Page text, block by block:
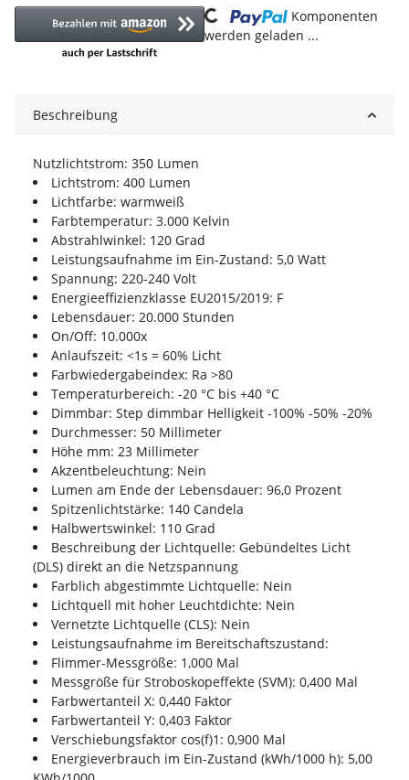
Loading...
Komponenten
werden geladen ...
Beschreibung
Nutzlichtstrom: 350 Lumen
Lichtstrom: 400 Lumen
Lichtfarbe: warmweiß
Farbtemperatur: 3.000 Kelvin
Abstrahlwinkel: 120 Grad
Leistungsaufnahme im Ein-Zustand: 5,0 Watt
Spannung: 220-240 Volt
Energieeffizienzklasse EU2015/2019: F
Lebensdauer: 20.000 Stunden
On/Off: 10.000x
Anlaufszeit: <1s = 60% Licht
Farbwiedergabeindex: Ra >80
Temperaturbereich: -20 °C bis +40 °C
Dimmbar: Step dimmbar Helligkeit -100% -50% -20%
Durchmesser: 50 Millimeter
Höhe mm: 23 Millimeter
Akzentbeleuchtung: Nein
Lumen am Ende der Lebensdauer: 96,0 Prozent
Spitzenlichtstärke: 140 Candela
Halbwertswinkel: 110 Grad
Beschreibung der Lichtquelle: Gebündeltes Licht
(DLS) direkt an die Netzspannung
Farblich abgestimmte Lichtquelle: Nein
Lichtquell mit hoher Leuchtdichte: Nein
Vernetzte Lichtquelle (CLS): Nein
Leistungsaufnahme im Bereitschaftszustand:
Flimmer-Messgröße: 1,000 Mal
Messgröße für Stroboskopeffekte (SVM): 0,400 Mal
Farbwertanteil X: 0,440 Faktor
Farbwertanteil Y: 0,403 Faktor
Verschiebungsfaktor cos(f)1: 0,900 Mal
Energieverbrauch im Ein-Zustand (kWh/1000 h): 5,00